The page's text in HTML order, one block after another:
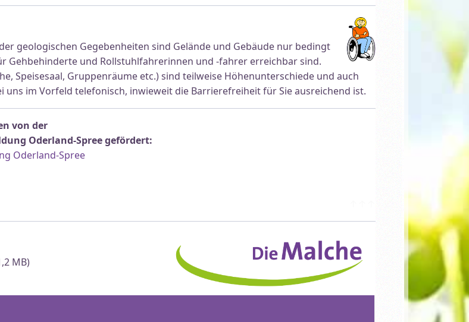
geologischen Gegebenheiten sind Gelände und Gebäude nur bedingt
Gehbehinderte und Rollstuhlfahrerinnen und -fahrer erreichbar sind.
Speisesaal, Gruppenräume etc.) sind teilweise Höhenunterschiede und auch
im Vorfeld telefonisch, inwieweit die Barrierefreiheit für Sie ausreichend ist.
von der
Oderland-Spree gefördert:
Oderland-Spree
MB)